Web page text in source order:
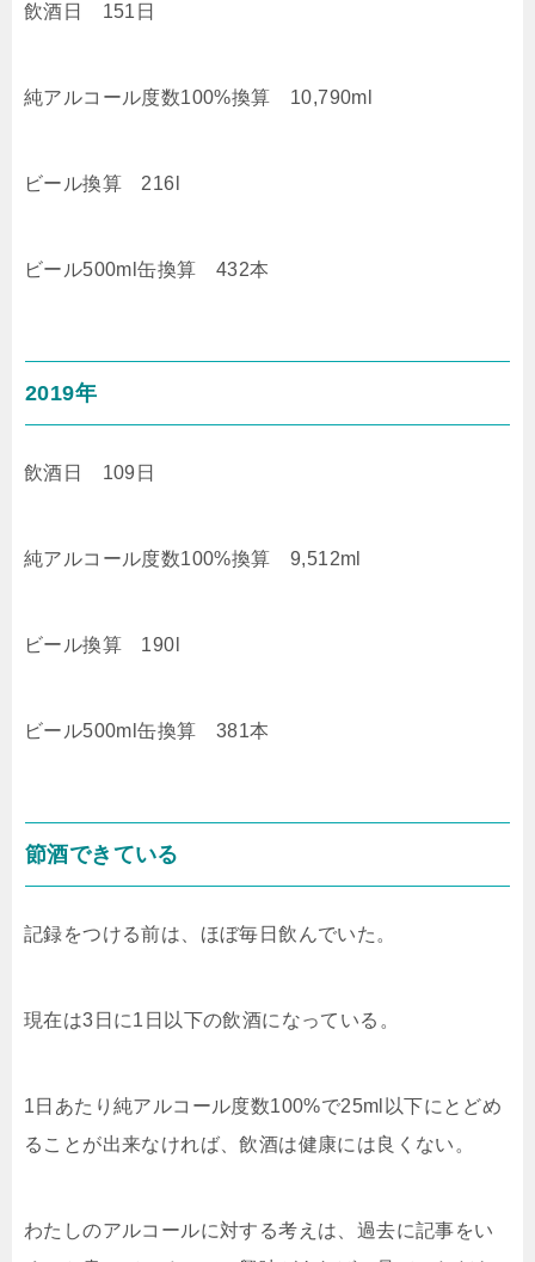
飲酒日 151日
純アルコール度数100%換算 10,790ml
ビール換算 216l
ビール500ml缶換算 432本
2019年
飲酒日 109日
純アルコール度数100%換算 9,512ml
ビール換算 190l
ビール500ml缶換算 381本
節酒できている
記録をつける前は、ほぼ毎日飲んでいた。
現在は3日に1日以下の飲酒になっている。
1日あたり純アルコール度数100%で25ml以下にとどめ
ることが出来なければ、飲酒は健康には良くない。
わたしのアルコールに対する考えは、過去に記事をい